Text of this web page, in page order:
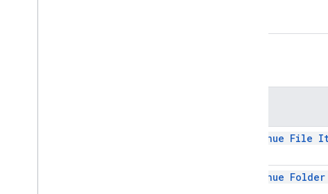
continue File
continue Folder